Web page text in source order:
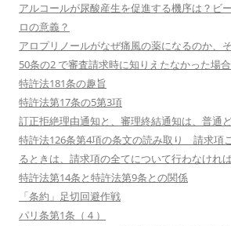
アルコールが尿酸産生を促進する機序は？ビ
ロの意義？
アロプリノールがなぜ痛風の薬になるのか、
50条の2 で審査請求時に知りえたなかった場
特許法181条の趣旨
特許法第17条の5第3項
訂正拒絶理由通知と、審理終結通知は、普通
特許法126条第4項の条文の読み取り 請求項
るときは、請求項の全てについて行わなけれ
特許法第14条と特許法第9条との関係
「条約」足切回避作戦
パリ条第1条（４）